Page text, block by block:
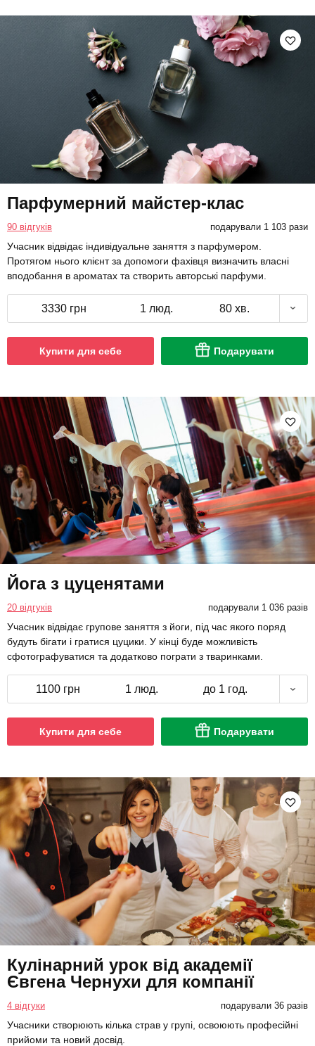
Парфумерний майстер-клас
90 відгуків подарували 1 103 рази
Учасник відвідає індивідуальне заняття з парфумером.
Протягом нього клієнт за допомоги фахівця визначить власні
вподобання в ароматах та створить авторські парфуми.
3330 грн 1 люд. 80 хв.
Купити для себе Подарувати
Йога з цуценятами
20 відгуків подарували 1 036 разів
Учасник відвідає групове заняття з йоги, під час якого поряд
будуть бігати і гратися цуцики. У кінці буде можливість
сфотографуватися та додатково пограти з тваринками.
1100 грн 1 люд. до 1 год.
Купити для себе Подарувати
Кулінарний урок від академії
Євгена Чернухи для компанії
4 відгуки подарували 36 разів
Учасники створюють кілька страв у групі, освоюють професійні
прийоми та новий досвід.